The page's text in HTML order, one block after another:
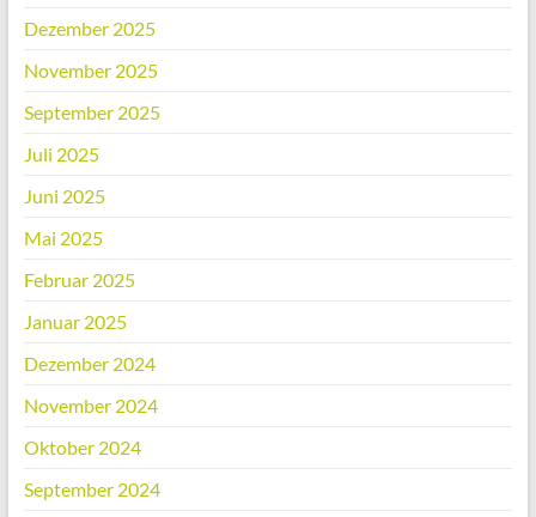
Dezember 2025
November 2025
September 2025
Juli 2025
Juni 2025
Mai 2025
Februar 2025
Januar 2025
Dezember 2024
November 2024
Oktober 2024
September 2024